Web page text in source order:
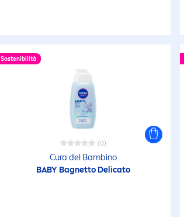
Sostenibilità
(0)
Cura del Bambino
BABY Bagnetto Delicato